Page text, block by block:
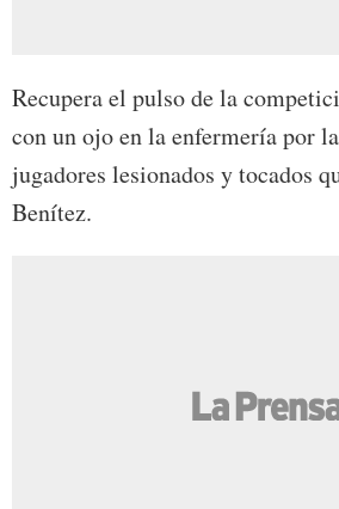
Recupera el pulso de la
con un ojo en la enfermería por
jugadores lesionados y tocados
Benítez.